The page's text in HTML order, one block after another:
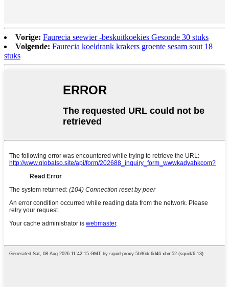
Vorige: Faurecia seewier -beskuitkoekies Gesonde 30 stuks
Volgende: Faurecia koeldrank krakers groente sesam sout 18
stuks